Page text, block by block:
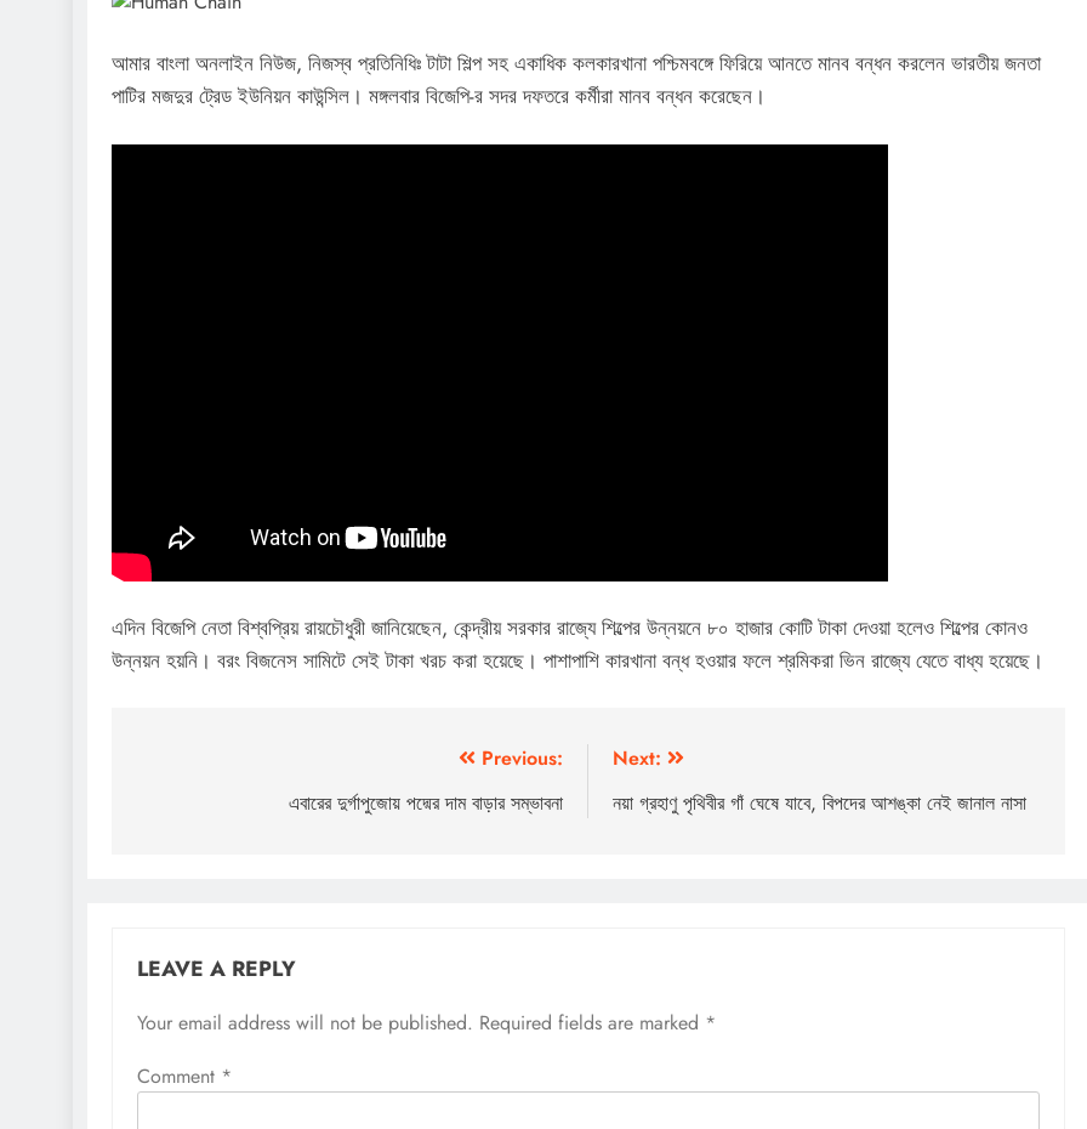
আমার বাংলা অনলাইন নিউজ, নিজস্ব প্রতিনিধিঃ টাটা শিল্প সহ একাধিক কলকারখানা পশ্চিমবঙ্গে ফিরিয়ে আনতে মানব বন্ধন করলেন ভারতীয় জনতা
পাটির মজদুর ট্রেড ইউনিয়ন কাউন্সিল। মঙ্গলবার বিজেপি-র সদর দফতরে কর্মীরা মানব বন্ধন করেছেন।
এদিন বিজেপি নেতা বিশ্বপ্রিয় রায়চৌধুরী জানিয়েছেন, কেন্দ্রীয় সরকার রাজ্যে শিল্পের উন্নয়নে ৮০ হাজার কোটি টাকা দেওয়া হলেও শিল্পের কোনও
উন্নয়ন হয়নি। বরং বিজনেস সামিটে সেই টাকা খরচ করা হয়েছে। পাশাপাশি কারখানা বন্ধ হওয়ার ফলে শ্রমিকরা ভিন রাজ্যে যেতে বাধ্য হয়েছে।
Previous:
এবারের দুর্গাপুজোয় পদ্মের দাম বাড়ার সম্ভাবনা
Next:
নয়া গ্রহাণু পৃথিবীর গাঁ ঘেষে যাবে, বিপদের আশঙ্কা নেই জানাল নাসা
LEAVE A REPLY
Your email address will not be published. Required fields are marked *
Comment *